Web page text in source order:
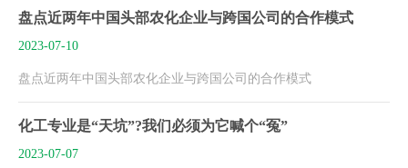
盘点近两年中国头部农化企业与跨国公司的合作模式
2023-07-10
盘点近两年中国头部农化企业与跨国公司的合作模式
化工专业是“天坑”?我们必须为它喊个“冤”
2023-07-07